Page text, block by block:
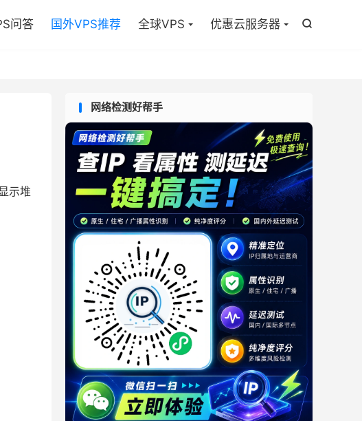

问答 国外VPS推荐 全球VPS 优惠云服务器
示堆
网络检测好帮手